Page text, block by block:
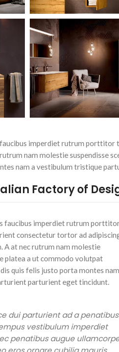
imperdiet rutrum
nam molestie suspendisse
nam a vestibulum tristique
Factory of
faucibus imperdiet rutrum
consectetur tortor ad
A at nec rutrum nam molestie
platea a ut commodo volutpat
quis felis justo porta montes
parturient eget tincidunt.
dui parturient ad a penatibus
vestibulum imperdiet
penatibus augue